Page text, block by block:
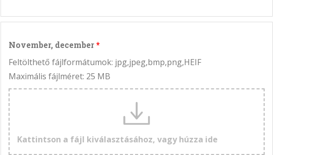
November, december
Feltölthető fájlformátumok: jpg,jpeg,bmp,png,HEIF
Maximális fájlméret: 25 MB
Kattintson a fájl kiválasztásához, vagy húzza ide